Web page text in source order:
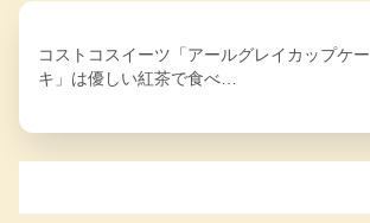
コストコスイーツ「アールグレイカップケー
キ」は優しい紅茶で食べ…